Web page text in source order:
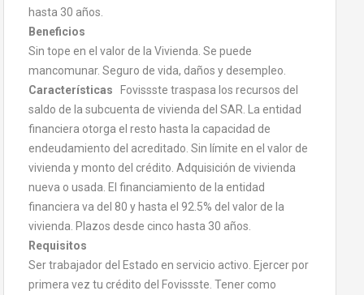
hasta 30 años.
Beneficios
Sin tope en el valor de la Vivienda. Se puede
mancomunar. Seguro de vida, daños y desempleo.
Características Fovissste traspasa los recursos del
saldo de la subcuenta de vivienda del SAR. La entidad
financiera otorga el resto hasta la capacidad de
endeudamiento del acreditado. Sin límite en el valor de
vivienda y monto del crédito. Adquisición de vivienda
nueva o usada. El financiamiento de la entidad
financiera va del 80 y hasta el 92.5% del valor de la
vivienda. Plazos desde cinco hasta 30 años.
Requisitos
Ser trabajador del Estado en servicio activo. Ejercer por
primera vez tu crédito del Fovissste. Tener como